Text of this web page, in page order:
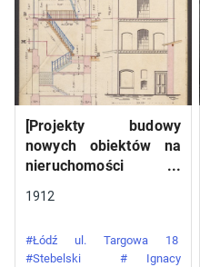
[Projekty budowy
nowych obiektów na
nieruchomości
numerem 34 przy ulicy
Łodzi]
1912
#Łódź ul. Targowa 18
#Stebelski
# Ignacy